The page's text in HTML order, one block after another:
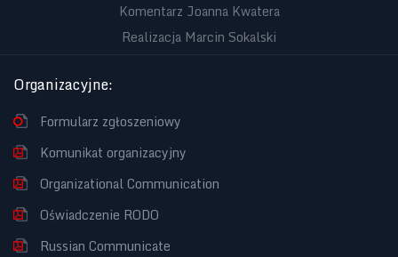
Komentarz Joanna Kwatera
Realizacja Marcin Sokalski
Organizacyjne:
Formularz zgłoszeniowy
Komunikat organizacyjny
Organizational Communication
Oświadczenie RODO
Russian Communicate